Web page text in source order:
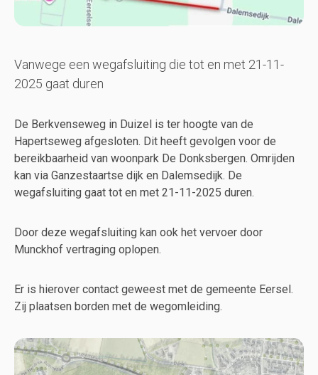
Vanwege een wegafsluiting die tot en met 21-11-
2025 gaat duren
De Berkvenseweg in Duizel is ter hoogte van de
Hapertseweg afgesloten. Dit heeft gevolgen voor de
bereikbaarheid van woonpark De Donksbergen. Omrijden
kan via Ganzestaartse dijk en Dalemsedijk. De
wegafsluiting gaat tot en met 21-11-2025 duren.
Door deze wegafsluiting kan ook het vervoer door
Munckhof vertraging oplopen.
Er is hierover contact geweest met de gemeente Eersel.
Zij plaatsen borden met de wegomleiding.